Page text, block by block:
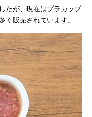
たが、現在はプラカップ
く販売されています。